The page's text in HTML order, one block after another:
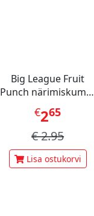
Big League Fruit
Punch närimiskumm
60 g
€265
€2.95
Lisa ostukorvi